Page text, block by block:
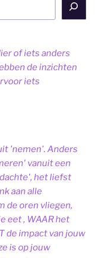
of iets anders
de inzichten
iets
'nemen'. Anders
vanuit een
het liefst
aan alle
de oren vliegen,
eet , WAAR het
de impact van jouw
is op jouw